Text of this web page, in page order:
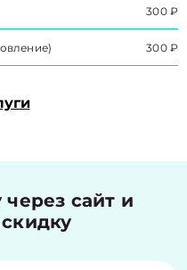
300 ₽
300 ₽
через сайт и